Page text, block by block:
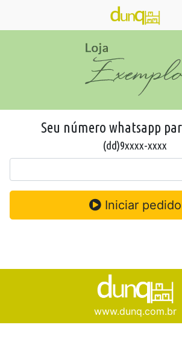
Seu número whatsapp
(dd)9xxxx-xxxx
Iniciar pedido
www.dunq.com.br